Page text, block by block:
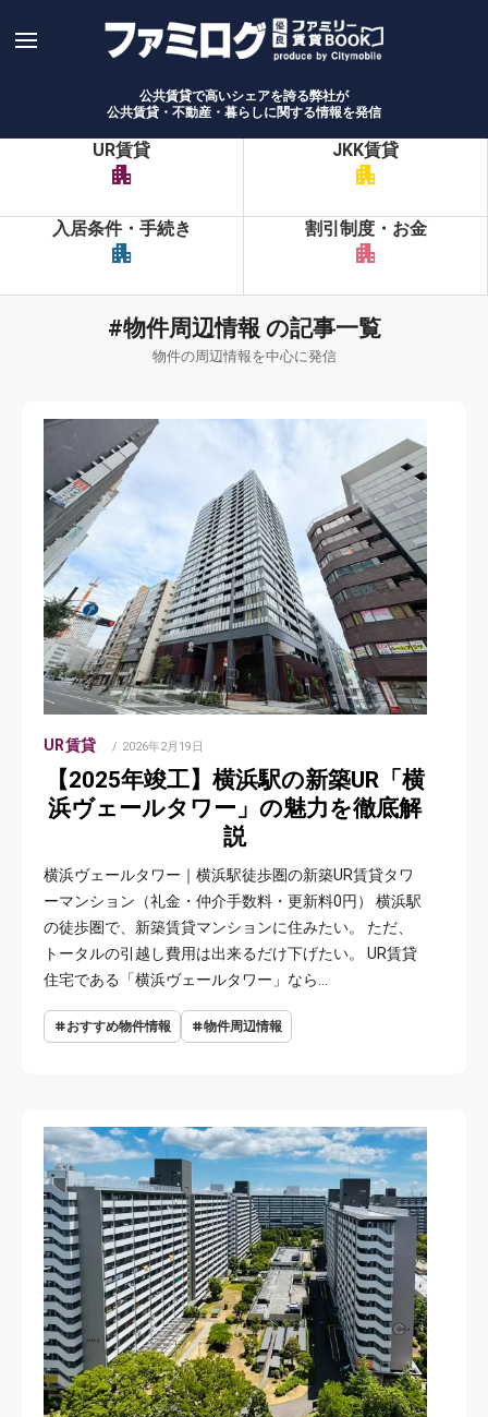
公共賃貸で高いシェアを誇る弊社が
公共賃貸・不動産・暮らしに関する情報を発信
UR賃貸
apartment
JKK賃貸
apartment
入居条件・手続き
apartment
割引制度・お金
apartment
#物件周辺情報 の記事一覧
物件の周辺情報を中心に発信
UR賃貸
POSTED
2026年2月19日
【2025年竣工】横浜駅の新築UR「横
浜ヴェールタワー」の魅力を徹底解
説
横浜ヴェールタワー｜横浜駅徒歩圏の新築UR賃貸タワ
ーマンション（礼金・仲介手数料・更新料0円） 横浜駅
の徒歩圏で、新築賃貸マンションに住みたい。 ただ、
トータルの引越し費用は出来るだけ下げたい。 UR賃貸
住宅である「横浜ヴェールタワー」なら…
おすすめ物件情報 物件周辺情報